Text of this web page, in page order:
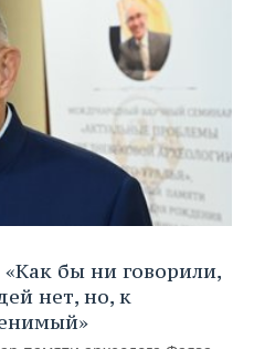
бы ни говорили,
нет, но, к